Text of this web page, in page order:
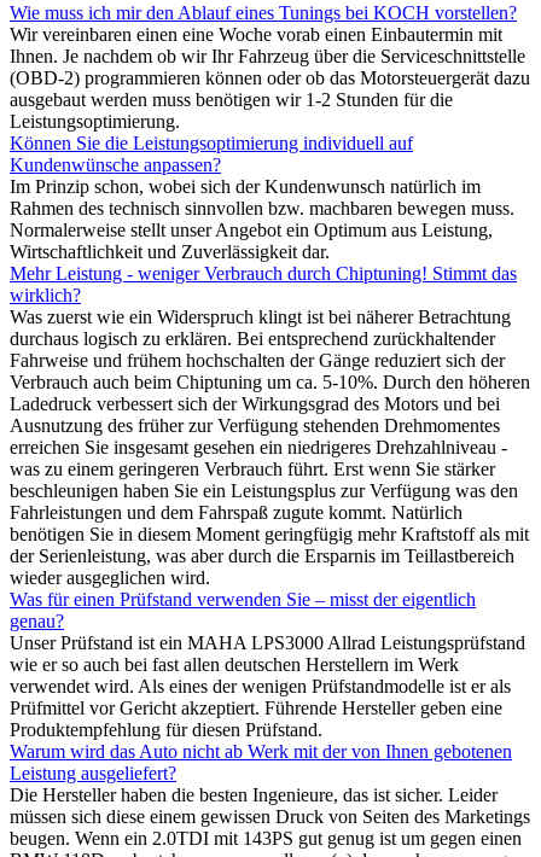
Wie muss ich mir den Ablauf eines Tunings bei KOCH vorstellen?
Wir vereinbaren einen eine Woche vorab einen Einbautermin mit
Ihnen. Je nachdem ob wir Ihr Fahrzeug über die Serviceschnittstelle
(OBD-2) programmieren können oder ob das Motorsteuergerät dazu
ausgebaut werden muss benötigen wir 1-2 Stunden für die
Leistungsoptimierung.
Können Sie die Leistungsoptimierung individuell auf
Kundenwünsche anpassen?
Im Prinzip schon, wobei sich der Kundenwunsch natürlich im
Rahmen des technisch sinnvollen bzw. machbaren bewegen muss.
Normalerweise stellt unser Angebot ein Optimum aus Leistung,
Wirtschaftlichkeit und Zuverlässigkeit dar.
Mehr Leistung - weniger Verbrauch durch Chiptuning! Stimmt das
wirklich?
Was zuerst wie ein Widerspruch klingt ist bei näherer Betrachtung
durchaus logisch zu erklären. Bei entsprechend zurückhaltender
Fahrweise und frühem hochschalten der Gänge reduziert sich der
Verbrauch auch beim Chiptuning um ca. 5-10%. Durch den höheren
Ladedruck verbessert sich der Wirkungsgrad des Motors und bei
Ausnutzung des früher zur Verfügung stehenden Drehmomentes
erreichen Sie insgesamt gesehen ein niedrigeres Drehzahlniveau -
was zu einem geringeren Verbrauch führt. Erst wenn Sie stärker
beschleunigen haben Sie ein Leistungsplus zur Verfügung was den
Fahrleistungen und dem Fahrspaß zugute kommt. Natürlich
benötigen Sie in diesem Moment geringfügig mehr Kraftstoff als mit
der Serienleistung, was aber durch die Ersparnis im Teillastbereich
wieder ausgeglichen wird.
Was für einen Prüfstand verwenden Sie – misst der eigentlich
genau?
Unser Prüfstand ist ein MAHA LPS3000 Allrad Leistungsprüfstand
wie er so auch bei fast allen deutschen Herstellern im Werk
verwendet wird. Als eines der wenigen Prüfstandmodelle ist er als
Prüfmittel vor Gericht akzeptiert. Führende Hersteller geben eine
Produktempfehlung für diesen Prüfstand.
Warum wird das Auto nicht ab Werk mit der von Ihnen gebotenen
Leistung ausgeliefert?
Die Hersteller haben die besten Ingenieure, das ist sicher. Leider
müssen sich diese einem gewissen Druck von Seiten des Marketings
beugen. Wenn ein 2.0TDI mit 143PS gut genug ist um gegen einen